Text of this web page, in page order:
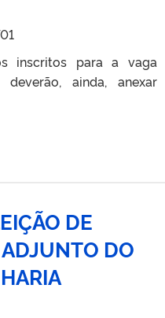
inscritos para a vaga
deverão, ainda, anexar
DE
DO